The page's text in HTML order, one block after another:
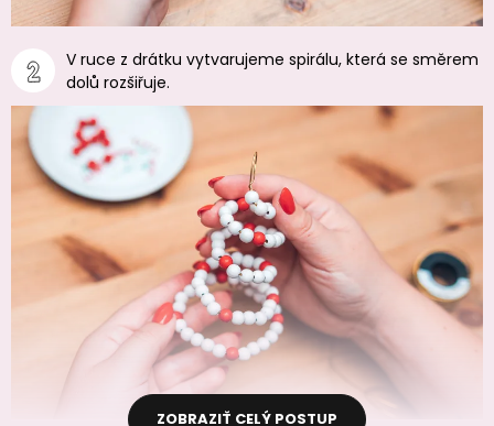
V ruce z drátku vytvarujeme spirálu, která se směrem
dolů rozšiřuje.
ZOBRAZIŤ CELÝ POSTUP